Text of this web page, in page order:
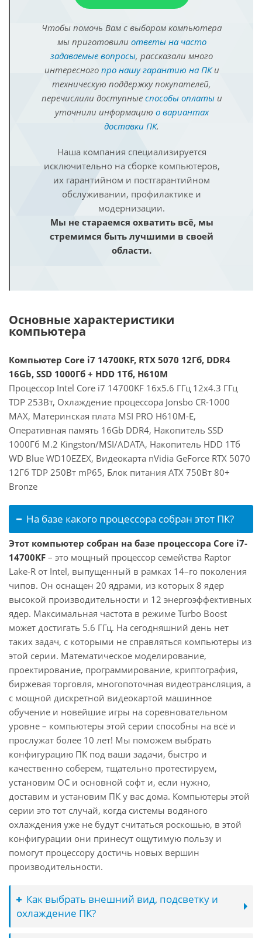
Чтобы помочь Вам с выбором компьютера
мы приготовили ответы на часто
задаваемые вопросы, рассказали много
интересного про нашу гарантию на ПКи
техническую поддержку покупателей,
перечислили доступные способы оплатыи
уточнили информацию о вариантах
доставки ПК.
Наша компания специализируется
исключительно на сборке компьютеров,
их гарантийном и постгарантийном
обслуживании, профилактике и
модернизации.
Мы не стараемся охватить всё, мы
стремимся быть лучшими в своей
области.
Основные характеристики
компьютера
Компьютер Core i7 14700KF, RTX 5070 12Гб, DDR4
16Gb, SSD 1000Гб + HDD 1Тб, H610M
Процессор Intel Core i7 14700KF 16x5.6 ГГц 12x4.3 ГГц
TDP 253Вт, Охлаждение процессора Jonsbo CR-1000
MAX, Материнская плата MSI PRO H610M-E,
Оперативная память 16Gb DDR4, Накопитель SSD
1000Гб M.2 Kingston/MSI/ADATA, Накопитель HDD 1Тб
WD Blue WD10EZEX, Видеокарта nVidia GeForce RTX 5070
12Гб TDP 250Вт mP65, Блок питания ATX 750Вт 80+
Bronze
На базе какого процессора собран этот ПК?
Этот компьютер собран на базе процессора Core i7-
14700KF – это мощный процессор семейства Raptor
Lake-R от Intel, выпущенный в рамках 14–го поколения
чипов. Он оснащен 20 ядрами, из которых 8 ядер
высокой производительности и 12 энергоэффективных
ядер. Максимальная частота в режиме Turbo Boost
может достигать 5.6 ГГц. На сегодняшний день нет
таких задач, с которыми не справляться компьютеры из
этой серии. Математическое моделирование,
проектирование, программирование, криптография,
биржевая торговля, многопоточная видеотрансляция, а
с мощной дискретной видеокартой машинное
обучение и новейшие игры на соревновательном
уровне – компьютеры этой серии способны на всё и
прослужат более 10 лет! Мы поможем выбрать
конфигурацию ПК под ваши задачи, быстро и
качественно соберем, тщательно протестируем,
установим ОС и основной софт и, если нужно,
доставим и установим ПК у вас дома. Компьютеры этой
серии это тот случай, когда системы водяного
охлаждения уже не будут считаться роскошью, в этой
конфигурации они принесут ощутимую пользу и
помогут процессору достичь новых вершин
производительности.
Как выбрать внешний вид, подсветку и
охлаждение ПК?